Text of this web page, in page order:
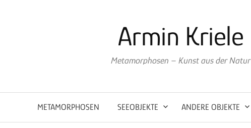
Armin Kriele
Metamorphosen – Kunst aus der Natur
METAMORPHOSEN SEEOBJEKTE ANDERE OBJEKTE